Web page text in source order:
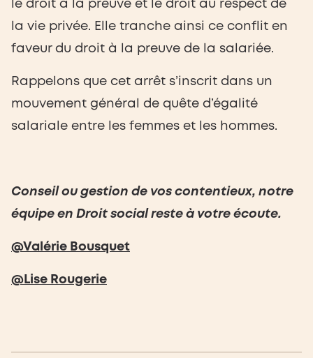
le droit à la preuve et le droit au respect de
la vie privée. Elle tranche ainsi ce conflit en
faveur du droit à la preuve de la salariée.
Rappelons que cet arrêt s’inscrit dans un
mouvement général de quête d’égalité
salariale entre les femmes et les hommes.
Conseil ou gestion de vos contentieux, notre
équipe en Droit social reste à votre écoute.
@Valérie Bousquet
@Lise Rougerie